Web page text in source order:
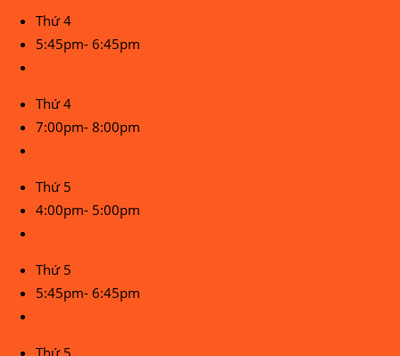
Thứ 4
5:45pm- 6:45pm
Thứ 4
7:00pm- 8:00pm
Thứ 5
4:00pm- 5:00pm
Thứ 5
5:45pm- 6:45pm
Thứ 5